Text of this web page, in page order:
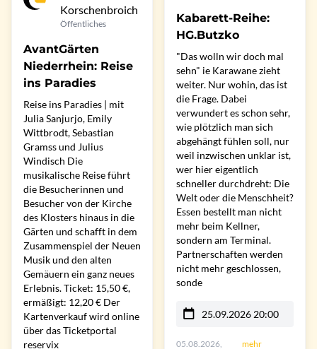
Korschenbroich
Öffentliches
AvantGärten
Niederrhein: Reise
ins Paradies
Reise ins Paradies | mit
Julia Sanjurjo, Emily
Wittbrodt, Sebastian
Gramss und Julius
Windisch Die
musikalische Reise führt
die Besucherinnen und
Besucher von der Kirche
des Klosters hinaus in die
Gärten und schafft in dem
Zusammenspiel der Neuen
Musik und den alten
Gemäuern ein ganz neues
Erlebnis. Ticket: 15,50 €,
ermäßigt: 12,20 € Der
Kartenverkauf wird online
über das Ticketportal
reservix
Kabarett-Reihe:
HG.Butzko
"Das wolln wir doch mal
sehn" ie Karawane zieht
weiter. Nur wohin, das ist
die Frage. Dabei
verwundert es schon sehr,
wie plötzlich man sich
abgehängt fühlen soll, nur
weil inzwischen unklar ist,
wer hier eigentlich
schneller durchdreht: Die
Welt oder die Menschheit?
Essen bestellt man nicht
mehr beim Kellner,
sondern am Terminal.
Partnerschaften werden
nicht mehr geschlossen,
sonde
25.09.2026 20:00
05.08.2026, mehr